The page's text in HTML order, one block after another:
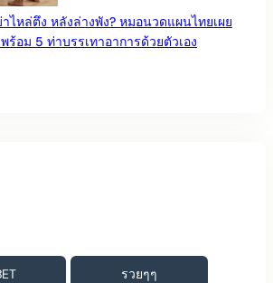
ไหล่ตึง หลังล่างพัง? หมอนวดแผนไทยเผย
ร้อม 5 ท่าบรรเทาอาการด้วยตัวเอง
รวยๆๆ